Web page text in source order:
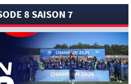
PSG aurait lancé un ultimatum
: Khalil Ayari prêté à Dunkerque
: un retour de Diaby envisagé
8 SAISON 7